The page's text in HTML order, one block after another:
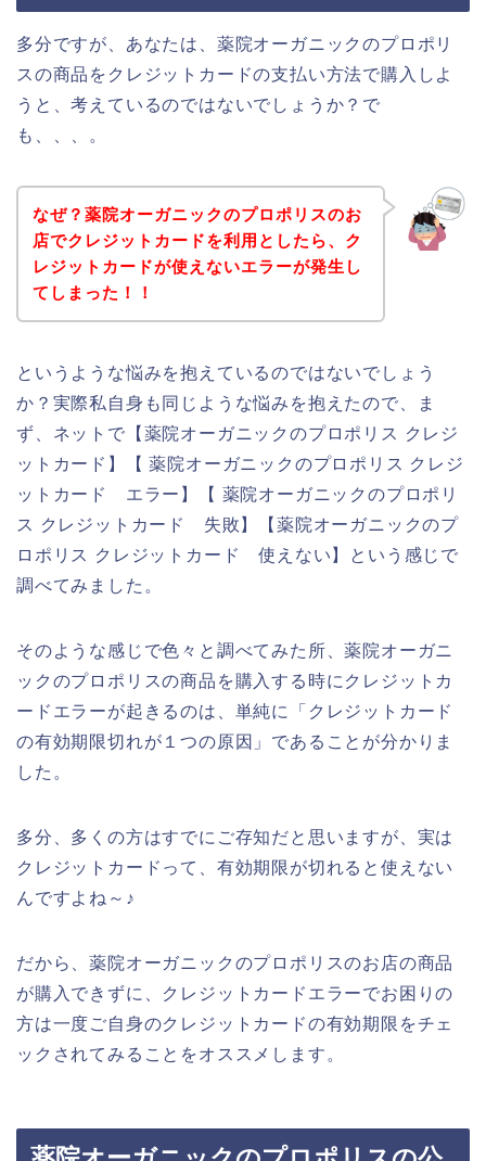
多分ですが、あなたは、薬院オーガニックのプロポリ
スの商品をクレジットカードの支払い方法で購入しよ
うと、考えているのではないでしょうか？で
も、、、。
なぜ？薬院オーガニックのプロポリスのお
店でクレジットカードを利用としたら、ク
レジットカードが使えないエラーが発生し
てしまった！！
というような悩みを抱えているのではないでしょう
か？実際私自身も同じような悩みを抱えたので、ま
ず、ネットで【薬院オーガニックのプロポリス クレジ
ットカード】【 薬院オーガニックのプロポリス クレジ
ットカード エラー】【 薬院オーガニックのプロポリ
ス クレジットカード 失敗】【薬院オーガニックのプ
ロポリス クレジットカード 使えない】という感じで
調べてみました。
そのような感じで色々と調べてみた所、薬院オーガニ
ックのプロポリスの商品を購入する時にクレジットカ
ードエラーが起きるのは、単純に「クレジットカード
の有効期限切れが１つの原因」であることが分かりま
した。
多分、多くの方はすでにご存知だと思いますが、実は
クレジットカードって、有効期限が切れると使えない
んですよね～♪
だから、薬院オーガニックのプロポリスのお店の商品
が購入できずに、クレジットカードエラーでお困りの
方は一度ご自身のクレジットカードの有効期限をチェ
ックされてみることをオススメします。